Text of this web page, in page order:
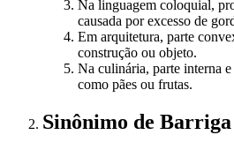
Na linguagem coloquial,
causada por excesso de
Em arquitetura, parte
construção ou objeto.
Na culinária, parte interna
como pães ou frutas.
Sinônimo de Barriga